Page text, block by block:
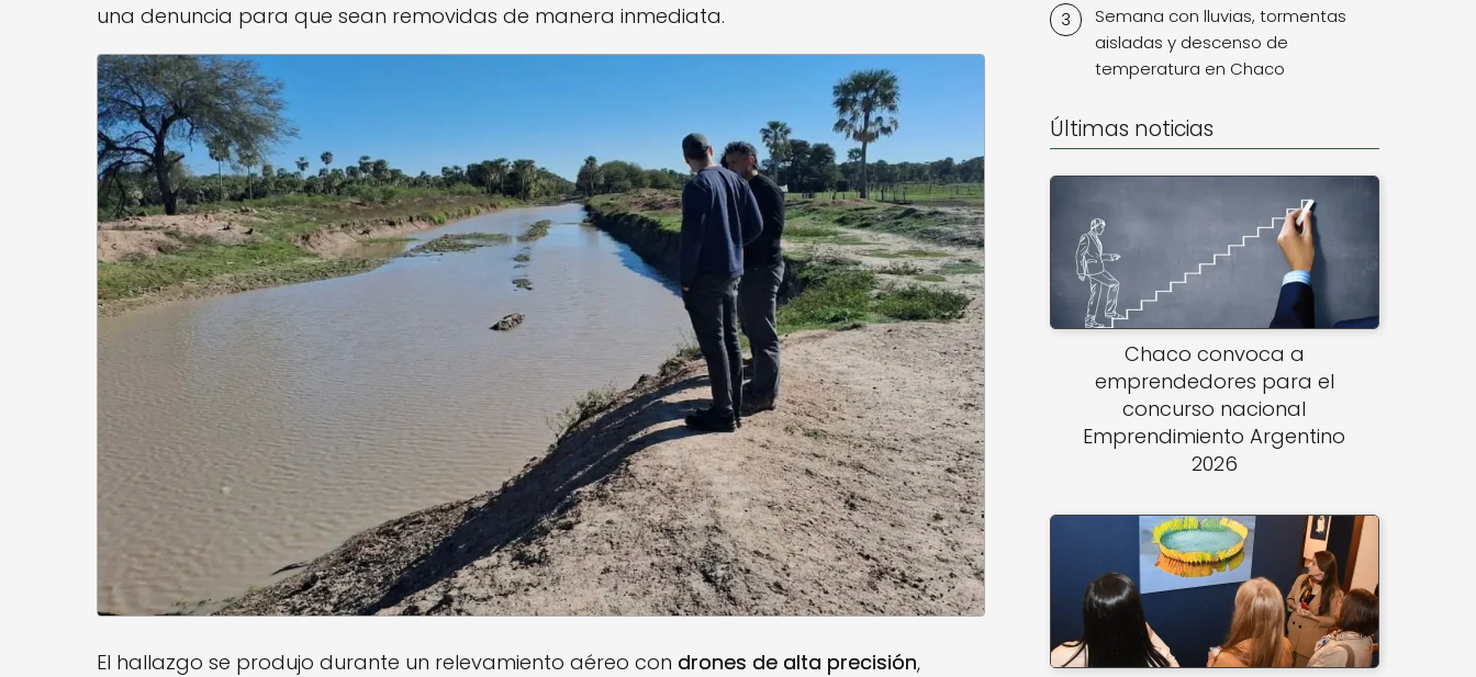
una denuncia para que sean removidas de manera inmediata.
El hallazgo se produjo durante un relevamiento aéreo con drones de alta precisión,
Semana con lluvias, tormentas
aisladas y descenso de
temperatura en Chaco
Últimas noticias
Chaco convoca a
emprendedores para el
concurso nacional
Emprendimiento Argentino
2026